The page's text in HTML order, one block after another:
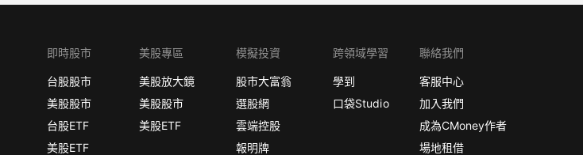
即時股市
台股股市
美股股市
台股ETF
美股ETF
美股專區
美股放大鏡
美股股市
美股ETF
模擬投資
股市大富翁
選股網
雲端控股
報明牌
跨領域學習
學到
口袋Studio
聯絡我們
客服中心
加入我們
成為CMoney作者
場地租借